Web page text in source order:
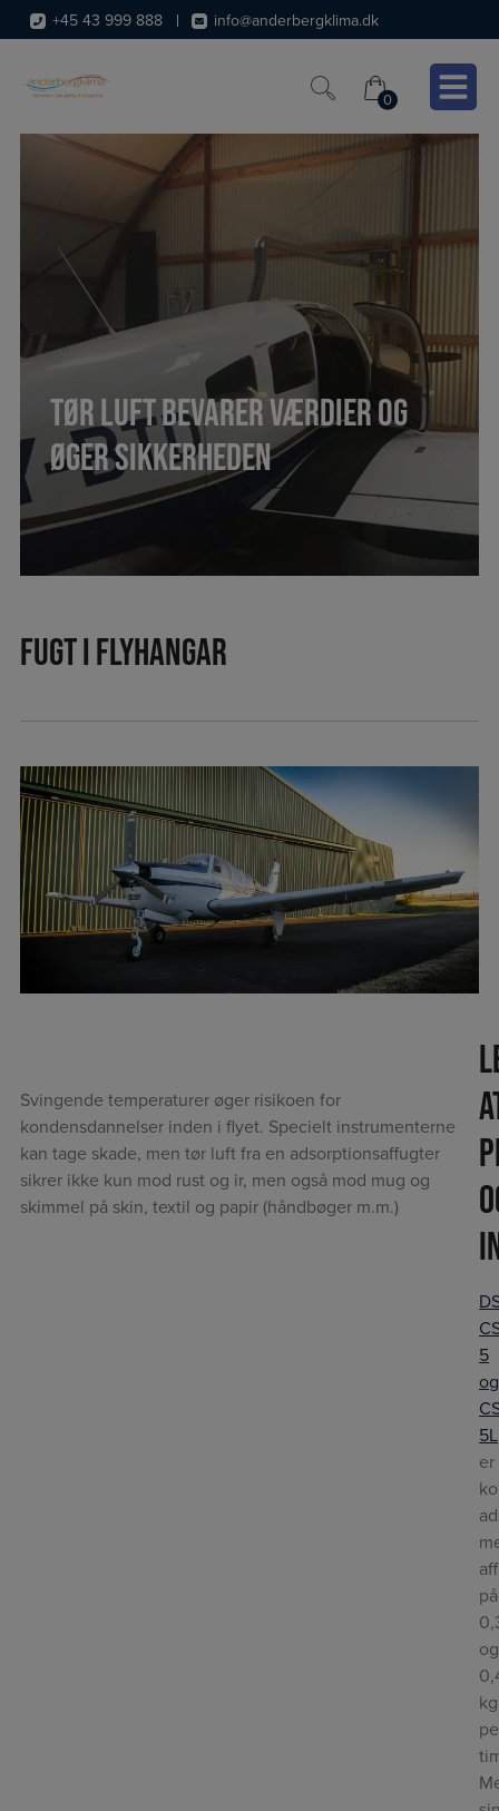
Hop
til
indholdet
+45 43 999 888 info@anderbergklima.dk
0
0
Tør luft bevarer værdier og
øger sikkerheden
Fugt i flyhangar
Svingende temperaturer øger risikoen for
kondensdannelser inden i flyet. Specielt instrumenterne
kan tage skade, men tør luft fra en adsorptionsaffugter
sikrer ikke kun mod rust og ir, men også mod mug og
skimmel på skin, textil og papir (håndbøger m.m.)
5
og
5L
er
på
og
kg